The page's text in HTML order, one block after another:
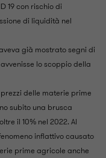
19 con rischio di
di liquidità nel
già mostrato segni di
lo scoppio della
delle materie prime
subito una brusca
il 10% nel 2022. Al
inflattivo causato
prime agricole anche